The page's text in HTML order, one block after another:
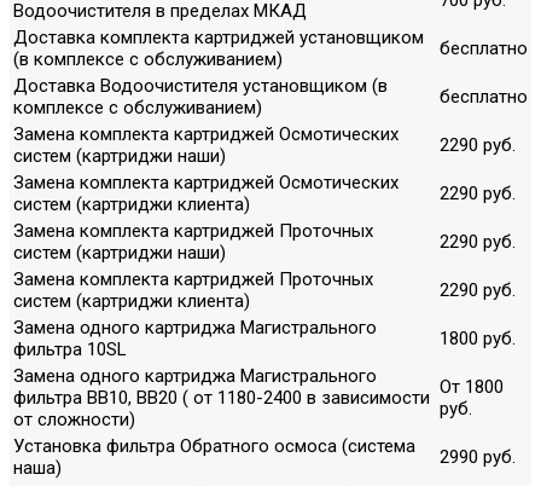
Водоочистителя в пределах МКАД
Доставка комплекта картриджей установщиком
(в комплексе с обслуживанием)
бесплатно
Доставка Водоочистителя установщиком (в
комплексе с обслуживанием)
бесплатно
Замена комплекта картриджей Осмотических
систем (картриджи наши)
2290 руб.
Замена комплекта картриджей Осмотических
систем (картриджи клиента)
2290 руб.
Замена комплекта картриджей Проточных
систем (картриджи наши)
2290 руб.
Замена комплекта картриджей Проточных
систем (картриджи клиента)
2290 руб.
Замена одного картриджа Магистрального
фильтра 10SL
1800 руб.
Замена одного картриджа Магистрального
фильтра ВВ10, ВВ20 ( от 1180-2400 в зависимости
от сложности)
От 1800
руб.
Установка фильтра Обратного осмоса (система
наша)
2990 руб.